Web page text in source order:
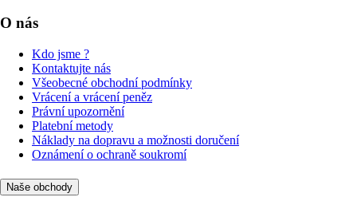
O nás
Kdo jsme ?
Kontaktujte nás
Všeobecné obchodní podmínky
Vrácení a vrácení peněz
Právní upozornění
Platební metody
Náklady na dopravu a možnosti doručení
Oznámení o ochraně soukromí
Naše obchody